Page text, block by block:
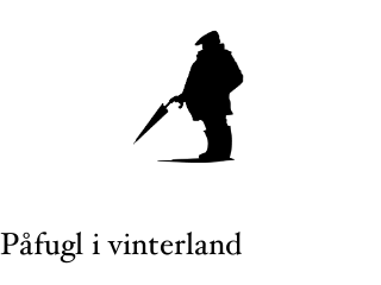
Påfugl i vinterland